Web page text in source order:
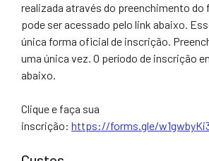
realizada através do preenchimento do
pode ser acessado pelo link abaixo.
única forma oficial de inscrição.
uma única vez. O período de inscrição
abaixo.
Clique e faça sua
inscrição: https://forms.gle/